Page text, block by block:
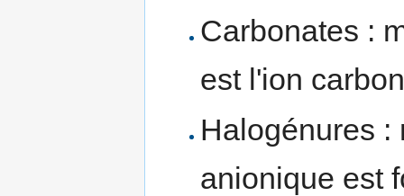
Carbonates :
est l'ion
Halogénures :
anionique est